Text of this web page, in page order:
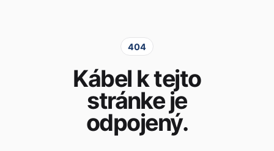
404
Kábel k tejto
stránke je
odpojený.